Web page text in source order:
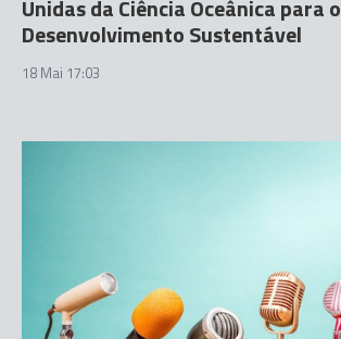
Unidas da Ciência Oceânica para o
Desenvolvimento Sustentável
18 Mai 17:03